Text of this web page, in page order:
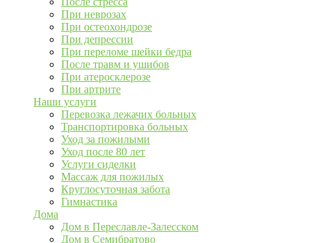
При неврозах
При остеохондрозе
При депрессии
При переломе шейки бедра
После травм и ушибов
При атеросклерозе
При артрите
Наши услуги
Перевозка лежачих больных
Транспортировка больных
Уход за пожилыми
Уход после 80 лет
Услуги сиделки
Массаж для пожилых
Круглосуточная забота
Гимнастика
Дома
Дом в Переславле-Залесском
Дом в Семибратово